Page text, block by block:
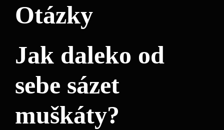
Otázky
Jak daleko od
sebe sázet
muškáty?